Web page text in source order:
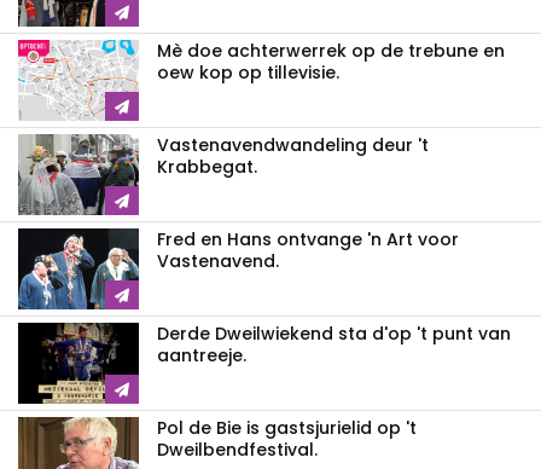
Mè doe achterwerrek op de trebune en
oew kop op tillevisie.
Vastenavendwandeling deur 't
Krabbegat.
Fred en Hans ontvange 'n Art voor
Vastenavend.
Derde Dweilwiekend sta d'op 't punt van
aantreeje.
Pol de Bie is gastsjurielid op 't
Dweilbendfestival.